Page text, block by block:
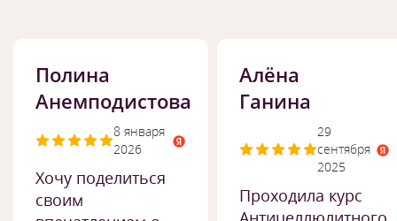
Полина
Анемподистова
8 января
2026
Хочу поделиться
своим
Алёна
Ганина
29
сентября
2025
Проходила курс